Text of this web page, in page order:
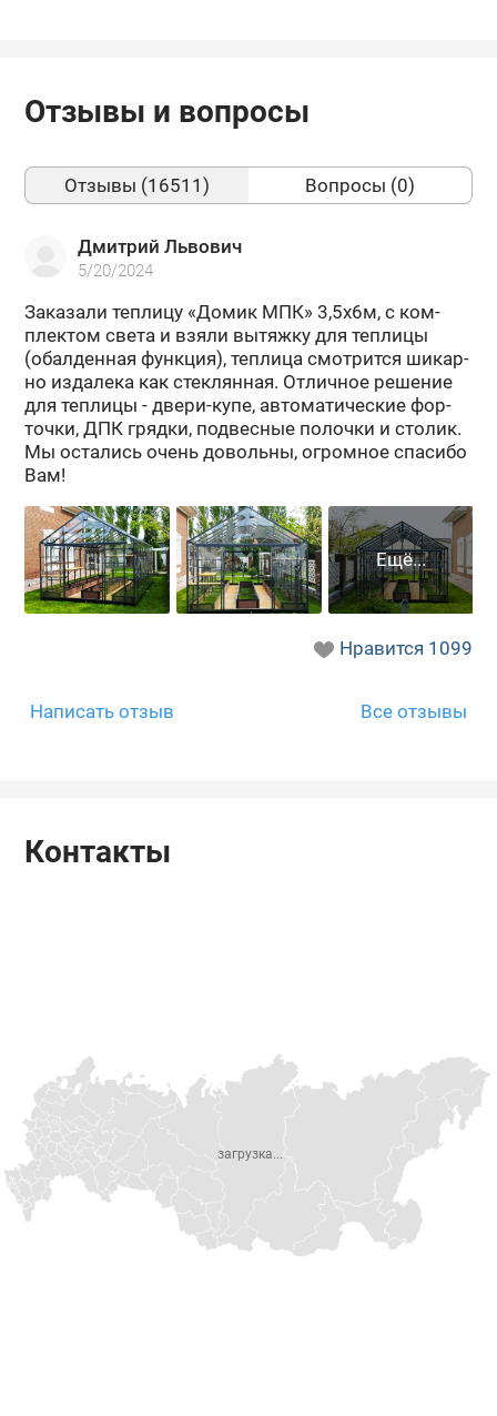
Отзывы и вопросы
Отзывы (16511) Вопросы (0)
Дмитрий Львович
5/20/2024
За­ка­за­ли теп­ли­цу «Домик МПК» 3,5х6м, с ком­
плек­том света и взяли вы­тяж­ку для теп­ли­цы
(обал­ден­ная функ­ция), теп­ли­ца смот­рит­ся ши­кар­
но из­да­ле­ка как стек­лян­ная. От­лич­ное ре­ше­ние
для теп­ли­цы - двери-​купе, ав­то­ма­ти­че­ские фор­
точ­ки, ДПК гряд­ки, под­вес­ные по­лоч­ки и сто­лик.
Мы оста­лись очень до­воль­ны, огром­ное спа­си­бо
Вам!
Нравится 1099
Написать отзыв Все отзывы
Контакты
загрузка...